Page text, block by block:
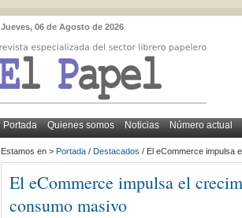
Jueves, 06 de Agosto de 2026
Portada Quienes somos Noticias Número actual
Estamos en > Portada / Destacados / El eCommerce impulsa
El eCommerce impulsa el
consumo masivo